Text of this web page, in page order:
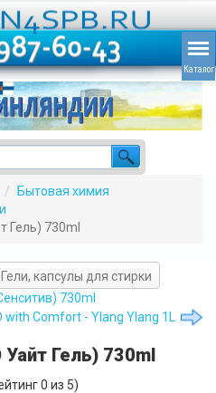
Бытовая химия
Гель) 730ml
капсулы для стирки
730ml
with Comfort - Ylang Ylang 1L
Гель) 730ml
0 из 5)